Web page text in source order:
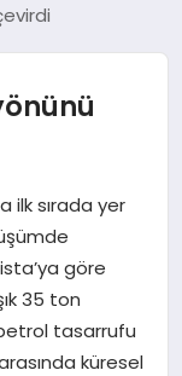
ilk sırada yer
göre
35 ton
tasarrufu
küresel